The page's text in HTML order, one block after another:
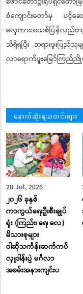
စံကျောင်းတော်မှ ပ
လှေကားအသစ်ပြန်လည်တည်ဆ
သိရှိရပြီး ဘုရားဖူးပြည်သူမ
လာရောက်ဖူးမြော်ကြည်
နောက်ဆုံးရသတင်းများ
28 Jul, 2026
၂ဝ၂၆ ခုနှစ်
ကာကွယ်ရေးဦးစီးချုပ်
ရုံး (ကြည်း၊ ရေ၊ လေ)
မိသားစုများ
ဝါဆိုသင်္ကန်းဆက်ကပ်
လှူဒါန်းပွဲ မင်္ဂလာ
အခမ်းအနားကျင်းပ